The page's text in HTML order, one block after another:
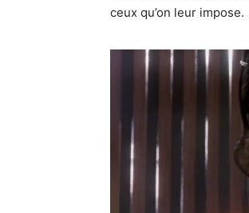
ceux qu’on leur impose.